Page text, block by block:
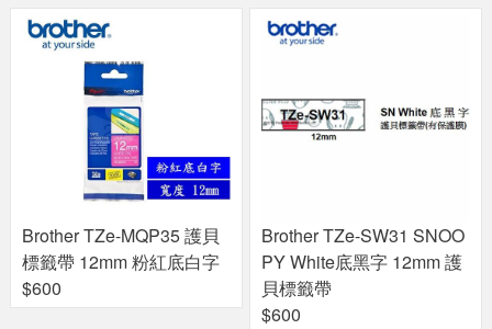
Brother TZe-MQP35 護貝
標籤帶 12mm 粉紅底白字
$600
Brother TZe-SW31 SNOO
PY White底黑字 12mm 護
貝標籤帶
$600